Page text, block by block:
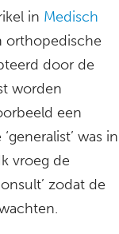
in Medisch
orthopedische
door de
worden
een
was in
vroeg de
zodat de